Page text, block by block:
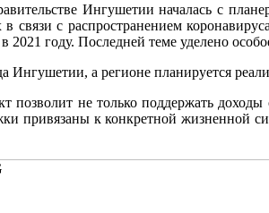
Ингушетии началась с
связи с распространением
2021 году. Последней теме уделено
а регионе планируется
позволит не только поддержать
привязаны к конкретной жизненной